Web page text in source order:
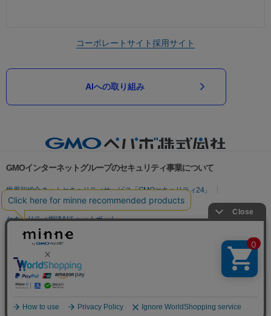
コーポレートサイト採用サイト
AIへの取り組み
GMOインターネットグループのセキュリティ事業について
世界初総合ネットセキュリティサービス「GMOセキュリティ24」
パスワード漏洩診断
Webサイトリスク診断
セキュリティ相談AIチャットボット
実在証明・盗聴対策
サイバー攻撃対策（GMO Flatt Security）
セキュリティ事業の軌跡